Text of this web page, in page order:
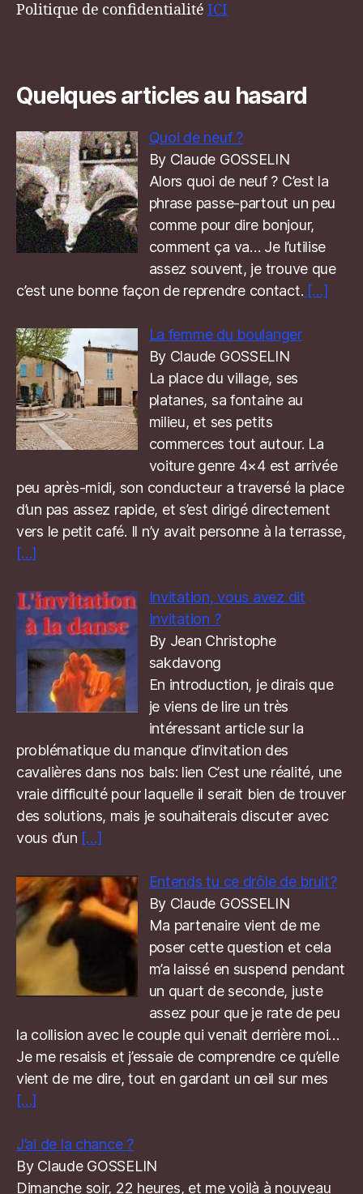
Politique de confidentialité ICI
Quelques articles au hasard
Quoi de neuf ?
By Claude GOSSELIN
Alors quoi de neuf ? C’est la
phrase passe-partout un peu
comme pour dire bonjour,
comment ça va… Je l’utilise
assez souvent, je trouve que
c’est une bonne façon de reprendre contact. […]
La femme du boulanger
By Claude GOSSELIN
La place du village, ses
platanes, sa fontaine au
milieu, et ses petits
commerces tout autour. La
voiture genre 4×4 est arrivée
peu après-midi, son conducteur a traversé la place
d’un pas assez rapide, et s’est dirigé directement
vers le petit café. Il n’y avait personne à la terrasse,
[…]
Invitation, vous avez dit
Invitation ?
By Jean Christophe
sakdavong
En introduction, je dirais que
je viens de lire un très
intéressant article sur la
problématique du manque d’invitation des
cavalières dans nos bals: lien C’est une réalité, une
vraie difficulté pour laquelle il serait bien de trouver
des solutions, mais je souhaiterais discuter avec
vous d’un […]
Entends tu ce drôle de bruit?
By Claude GOSSELIN
Ma partenaire vient de me
poser cette question et cela
m’a laissé en suspend pendant
un quart de seconde, juste
assez pour que je rate de peu
la collision avec le couple qui venait derrière moi…
Je me resaisis et j’essaie de comprendre ce qu’elle
vient de me dire, tout en gardant un œil sur mes
[…]
J’ai de la chance ?
By Claude GOSSELIN
Dimanche soir, 22 heures, et me voilà à nouveau